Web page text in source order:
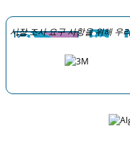
시장 조사 요구 사항을 위해 우